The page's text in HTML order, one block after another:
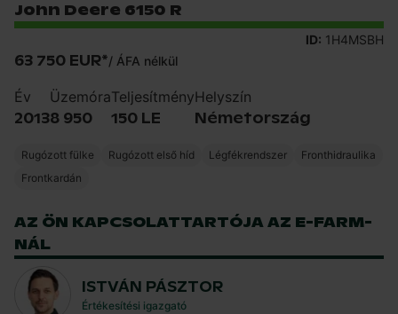
John Deere 6150 R
ID: 1H4MSBH
63 750 EUR*/ ÁFA nélkül
Év
2013
Üzemóra
8 950
Teljesítmény
150 LE
Helyszín
Németország
Rugózott fülke Rugózott első híd Légfékrendszer
Fronthidraulika
Frontkardán
AZ ÖN KAPCSOLATTARTÓJA AZ E-FARM-
NÁL
ISTVÁN PÁSZTOR
Értékesítési igazgató